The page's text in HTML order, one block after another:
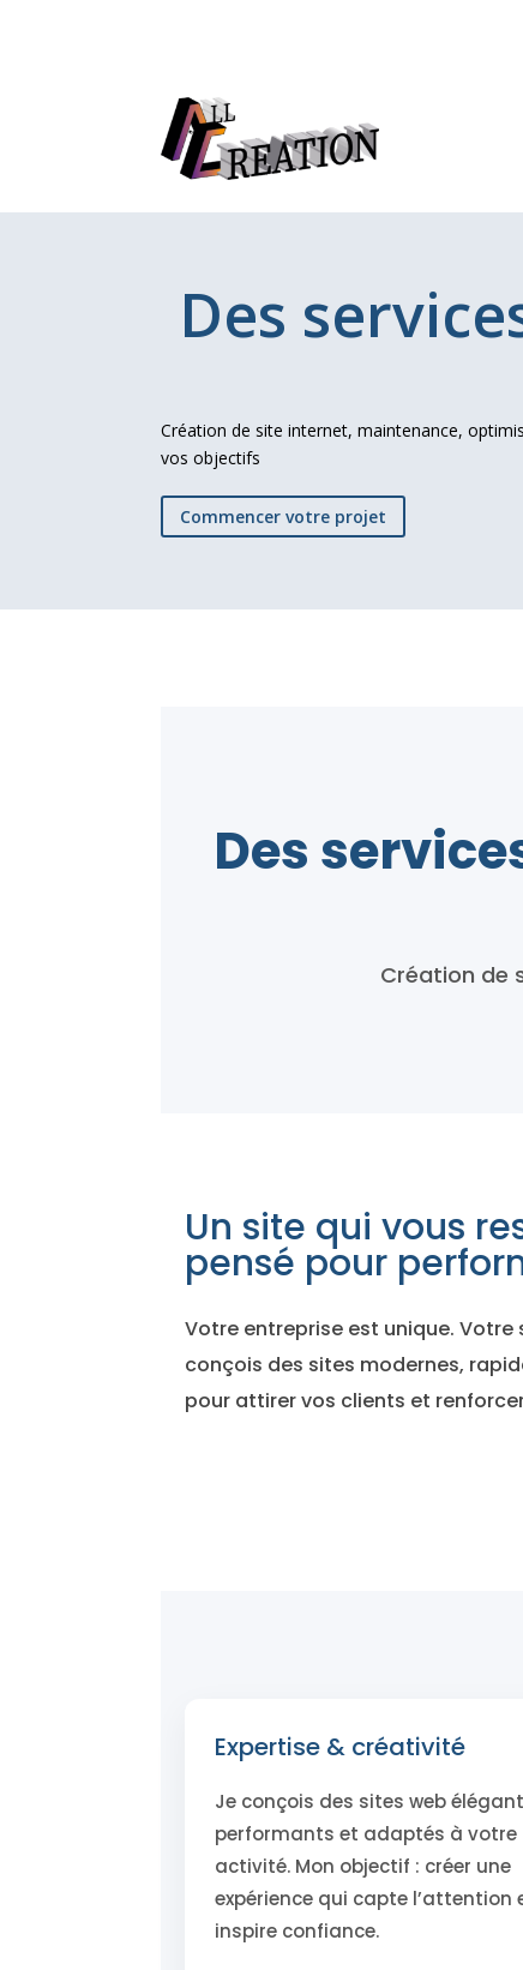
Des
Création de site internet, maintenance,
vos objectifs
Commencer votre projet
Des
Création de
Un site qui vous
pensé pour
Votre entreprise est unique. Votre
conçois des sites modernes,
pour attirer vos clients et
Expertise & créativité
Je conçois des sites web
performants et adaptés à votre
activité. Mon objectif : créer une
expérience qui capte l’attention
inspire confiance.